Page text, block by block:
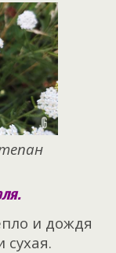
и дождя
сухая.